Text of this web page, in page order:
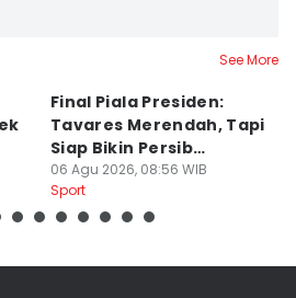
See More
Final Piala Presiden:
Tavares Merendah, Tapi
Siap Bikin Persib
Tumbang
06 Agu 2026, 08:56 WIB
Sport